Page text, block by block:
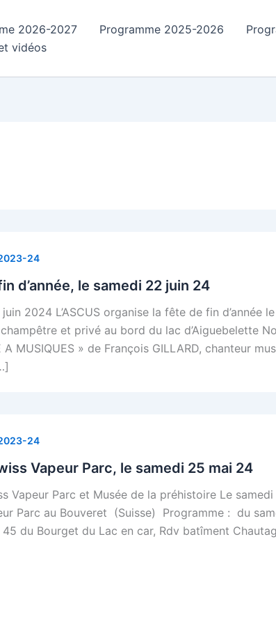
2026-2027 Programme 2025-2026
vidéos
24
d’année, le samedi 22 juin 24
2024 L’ASCUS organise la fête de fin
et privé au bord du lac d’Aiguebelette
A MUSIQUES » de François GILLARD, chanteur
24
Vapeur Parc, le samedi 25 mai 24
Vapeur Parc et Musée de la préhistoire Le
Parc au Bouveret (Suisse) Programme : du
du Bourget du Lac en car, Rdv batîment